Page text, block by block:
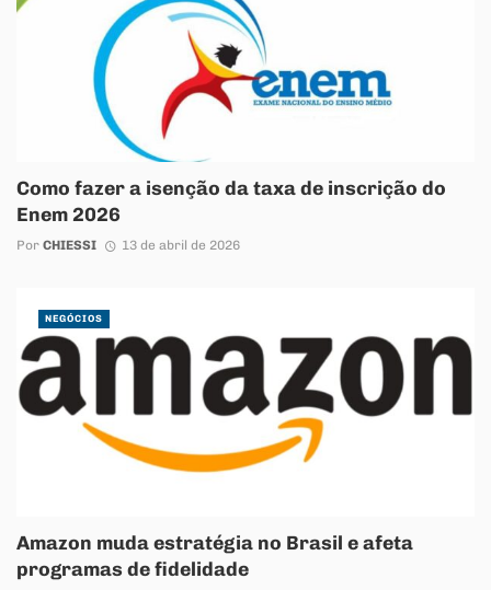
Como fazer a isenção da taxa de inscrição do
Enem 2026
Por CHIESSI 13 de abril de 2026
Amazon muda estratégia no Brasil e afeta
programas de fidelidade
NEGÓCIOS